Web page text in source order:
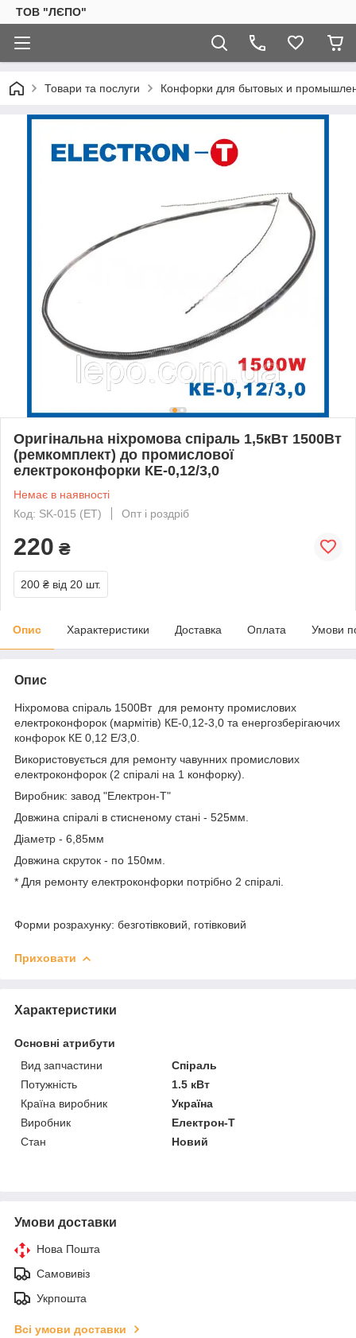
ТОВ "ЛЄПО"
Товари та послуги Конфорки для бытовых и
Оригінальна ніхромова спіраль 1,5кВт 1500Вт
(ремкомплект) до промислової
електроконфорки КЕ-0,12/3,0
Немає в наявності
Код: SK-015 (ET)
Опт і роздріб
220 ₴
200 ₴ від 20 шт.
Опис Характеристики Доставка Оплата Умови
Опис
Ніхромова спіраль 1500Вт для ремонту промислових
електроконфорок (мармітів) КЕ-0,12-3,0 та енергозберігаючих
конфорок КЕ 0,12 Е/3,0.
Використовується для ремонту чавунних промислових
електроконфорок (2 спіралі на 1 конфорку).
Виробник: завод "Електрон-Т"
Довжина спіралі в стисненому стані - 525мм.
Діаметр - 6,85мм
Довжина скруток - по 150мм.
* Для ремонту електроконфорки потрібно 2 спіралі.
Форми розрахунку: безготівковий, готівковий
Приховати
Характеристики
Основні атрибути
Вид запчастини
Спіраль
Потужність
1.5 кВт
Країна виробник
Україна
Виробник
Електрон-Т
Стан
Новий
Умови доставки
Нова Пошта
Самовивіз
Укрпошта
Всі умови доставки